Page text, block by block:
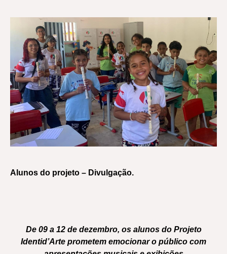
Alunos do projeto – Divulgação.
De 09 a 12 de dezembro, os alunos do Projeto
Identid’Arte prometem emocionar o público com